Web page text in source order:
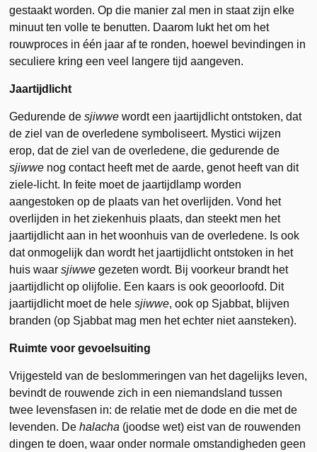
gestaakt worden. Op die manier zal men in staat zijn elke
minuut ten volle te benutten. Daarom lukt het om het
rouwproces in één jaar af te ronden, hoewel bevindingen in
seculiere kring een veel langere tijd aangeven.
Jaartijdlicht
Gedurende desjiwwe wordt een jaartijdlicht ontstoken, dat
de ziel van de overledene symboliseert. Mystici wijzen
erop, dat de ziel van de overledene, die gedurende de
sjiwwe nog contact heeft met de aarde, genot heeft van dit
ziele-licht. In feite moet de jaartijdlamp worden
aangestoken op de plaats van het overlijden. Vond het
overlijden in het ziekenhuis plaats, dan steekt men het
jaartijdlicht aan in het woonhuis van de overledene. Is ook
dat onmogelijk dan wordt het jaartijdlicht ontstoken in het
huis waarsjiwwe gezeten wordt. Bij voorkeur brandt het
jaartijdlicht op olijfolie. Een kaars is ook geoorloofd. Dit
jaartijdlicht moet de helesjiwwe, ook op Sjabbat, blijven
branden (op Sjabbat mag men het echter niet aansteken).
Ruimte voor gevoelsuiting
Vrijgesteld van de beslommeringen van het dagelijks leven,
bevindt de rouwende zich in een niemandsland tussen
twee levensfasen in: de relatie met de dode en die met de
levenden. Dehala­cha (joodse wet) eist van de rouwenden
dingen te doen, waar onder normale omstandigheden geen